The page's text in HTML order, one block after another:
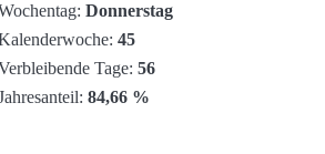
Donnerstag
45
Tage: 56
84,66 %